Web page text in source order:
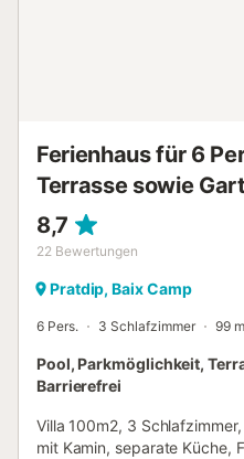
Ferienhaus für 6
Terrasse sowie
8,7
22 Bewertungen
Pratdip, Baix Camp
6 Pers. 3 Schlafzimmer 99
Pool, Parkmöglichkeit,
Barrierefrei
Villa 100m2, 3
mit Kamin, separate Küche,